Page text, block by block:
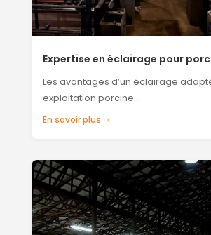
Expertise en éclairage pour
Les avantages d’un éclairage
exploitation porcine…
En savoir plus